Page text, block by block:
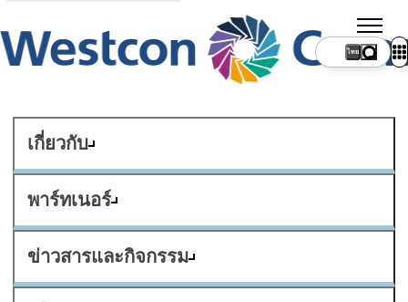
เกี่ยวกับ
พาร์ทเนอร์
ข่าวสารและกิจกรรม
ไทย